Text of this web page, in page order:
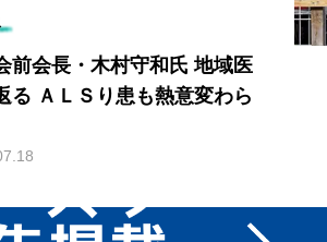
前会長・木村守和氏 地域医
る ＡＬＳり患も熱意変わら